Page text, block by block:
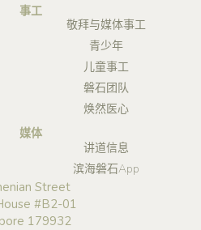
事工
敬拜与媒体事工
青少年
儿童事工
磐石团队
焕然医心
媒体
讲道信息
滨海磐石App
Street
#B2-01
179932